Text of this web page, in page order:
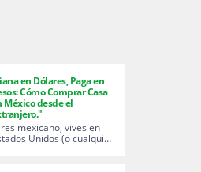
en Dólares, Paga en
Cómo Comprar Casa
México desde el
mexicano, vives en
Unidos (o cualqui…